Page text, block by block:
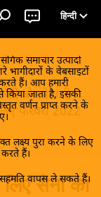
हिन्दी
समाचार उत्पादों
के वेबसाइटों
हैं। आप हमारी
जाता है, इसकी
वर्णन प्राप्त करने के
लक्ष्य पुरा करने के लिए
हैं।
वापस ले सकते हैं।
बोलनेवाली
फरवरी 2022
लिए सेना का